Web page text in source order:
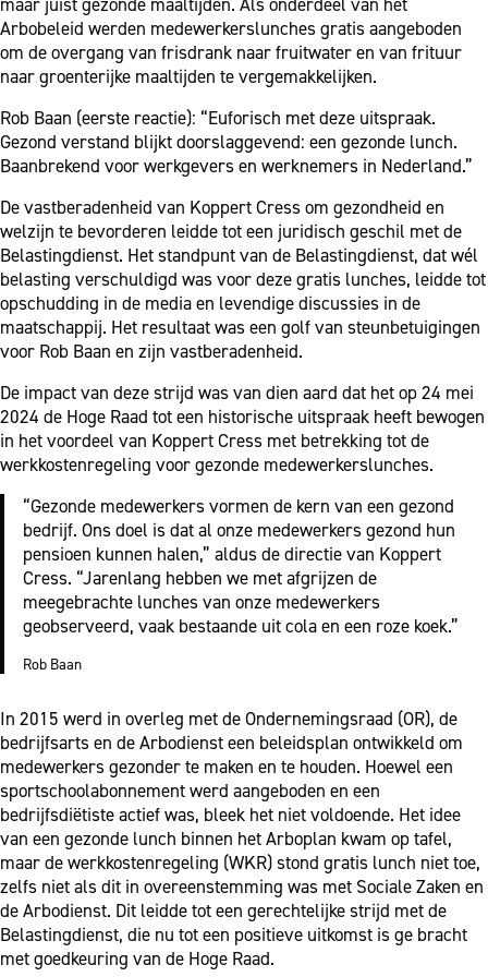
Arbobeleid werden medewerkerslunches gratis aangeboden
om de overgang van frisdrank naar fruitwater en van frituur
naar groenterijke maaltijden te vergemakkelijken.
Rob Baan (eerste reactie): “Euforisch met deze uitspraak.
Gezond verstand blijkt doorslaggevend: een gezonde lunch.
Baanbrekend voor werkgevers en werknemers in Nederland.”
De vastberadenheid van Koppert Cress om gezondheid en
welzijn te bevorderen leidde tot een juridisch geschil met de
Belastingdienst. Het standpunt van de Belastingdienst, dat wél
belasting verschuldigd was voor deze gratis lunches, leidde tot
opschudding in de media en levendige discussies in de
maatschappij. Het resultaat was een golf van steunbetuigingen
voor Rob Baan en zijn vastberadenheid.
De impact van deze strijd was van dien aard dat het op 24 mei
2024 de Hoge Raad tot een historische uitspraak heeft bewogen
in het voordeel van Koppert Cress met betrekking tot de
werkkostenregeling voor gezonde medewerkerslunches.
“Gezonde medewerkers vormen de kern van een gezond
bedrijf. Ons doel is dat al onze medewerkers gezond hun
pensioen kunnen halen,” aldus de directie van Koppert
Cress. “Jarenlang hebben we met afgrijzen de
meegebrachte lunches van onze medewerkers
geobserveerd, vaak bestaande uit cola en een roze koek.”
Rob Baan
In 2015 werd in overleg met de Ondernemingsraad (OR), de
bedrijfsarts en de Arbodienst een beleidsplan ontwikkeld om
medewerkers gezonder te maken en te houden. Hoewel een
sportschoolabonnement werd aangeboden en een
bedrijfsdiëtiste actief was, bleek het niet voldoende. Het idee
van een gezonde lunch binnen het Arboplan kwam op tafel,
maar de werkkostenregeling (WKR) stond gratis lunch niet toe,
zelfs niet als dit in overeenstemming was met Sociale Zaken en
de Arbodienst. Dit leidde tot een gerechtelijke strijd met de
Belastingdienst, die nu tot een positieve uitkomst is ge bracht
met goedkeuring van de Hoge Raad.